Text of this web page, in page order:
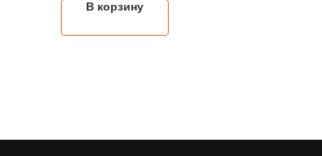
В корзину